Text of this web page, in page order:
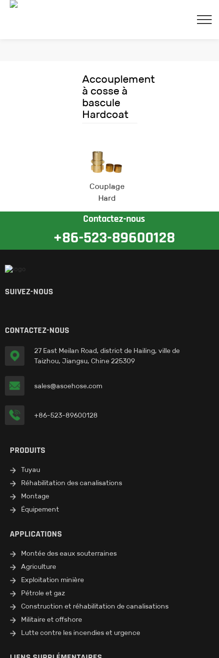
Accouplement
à cosse à
bascule
Hardcoat
Couplage
Hard
Rock
Contactez-nous
+86-523-89600128
SUIVEZ-NOUS
CONTACTEZ-NOUS
27 East Meilan Road, district de Hailing, ville de
Taizhou, Jiangsu, Chine 225309
sales@asoehose.com
+86-523-89600128
PRODUITS
Tuyau
Réhabilitation des canalisations
Montage
Équipement
APPLICATIONS
Montée des eaux souterraines
Agriculture
Exploitation minière
Pétrole et gaz
Construction et réhabilitation de canalisations
Militaire et offshore
Lutte contre les incendies et urgence